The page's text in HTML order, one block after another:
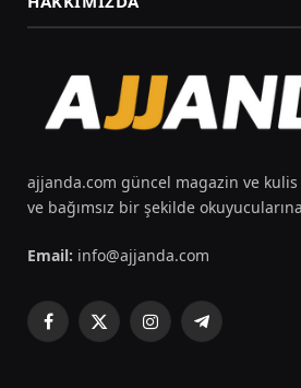
ajjanda.com güncel magazin ve
ve bağımsız bir şekilde
Email: info@ajjanda.com
Facebook
X
InstagramTelegram